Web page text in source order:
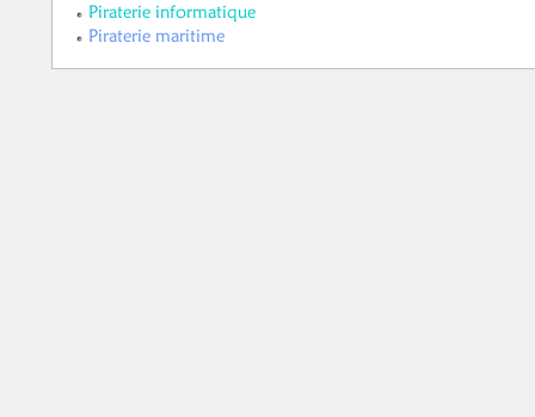
Piraterie informatique
Piraterie maritime